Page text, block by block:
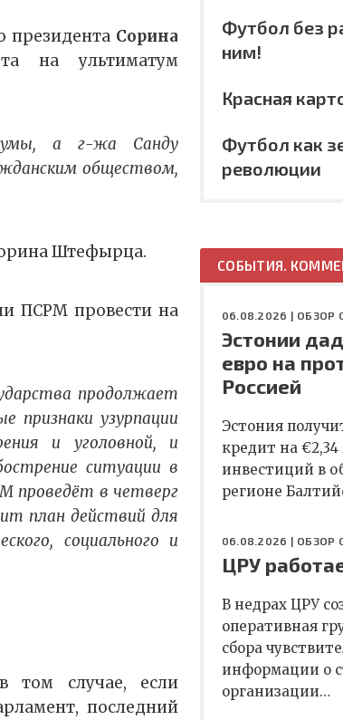
президента Сорина
на ультиматум
а г-жа Санду
обществом,
Штефырца.
ПСРМ провести на
продолжает
признаки узурпации
и уголовной, и
ситуации в
проведёт в четверг
план действий для
социального и
том случае, если
последний
Футбол без
ним!
Красная
Футбол как
революции
СОБЫТИЯ.
06.08.2026 | ОБЗОР
Эстонии
евро на
Россией
Эстония
кредит на
инвестиций в
регионе
06.08.2026 | ОБЗОР
ЦРУ
В недрах ЦРУ
оперативная
сбора
информации о
организации…